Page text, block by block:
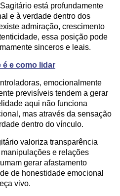
está profundamente
e à verdade dentro dos
admiração, crescimento
essa posição pode
sinceros e leais.
e como lidar
emocionalmente
previsíveis tendem a gerar
aqui não funciona
mas através da sensação
dentro do vínculo.
valoriza transparência
e relações
gerar afastamento
de honestidade emocional
vivo.